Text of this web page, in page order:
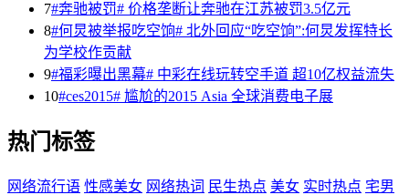
7#奔驰被罚# 价格垄断让奔驰在江苏被罚3.5亿元
8#何炅被举报吃空饷# 北外回应“吃空饷”:何炅发挥特长
为学校作贡献
9#福彩曝出黑幕# 中彩在线玩转空手道 超10亿权益流失
10#ces2015# 尴尬的2015 Asia 全球消费电子展
热门标签
网络流行语 性感美女 网络热词 民生热点 美女 实时热点 宅男